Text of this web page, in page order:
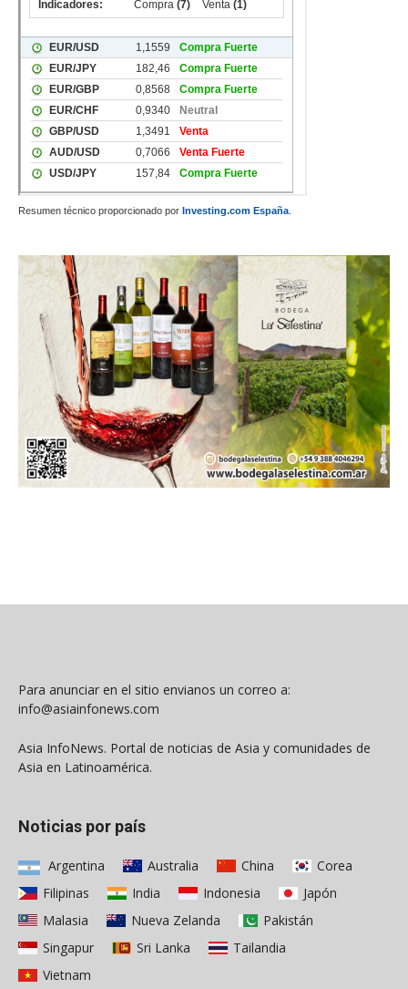
Resumen técnico proporcionado por Investing.com España
Para anunciar en el sitio envianos un correo a:
info@asiainfonews.com
Asia InfoNews. Portal de noticias de Asia y comunidades de
Asia en Latinoamérica.
Noticias por país
Argentina Australia China
Corea
Filipinas
India Indonesia
Japón
Malasia
Nueva Zelanda
Pakistán
Singapur
Sri Lanka
Tailandia
Vietnam